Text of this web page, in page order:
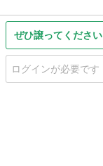
ぜひ譲ってください